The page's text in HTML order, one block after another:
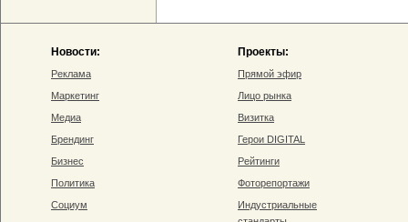
Новости:
Реклама
Маркетинг
Медиа
Брендинг
Бизнес
Политика
Социум
Проекты:
Прямой эфир
Лицо рынка
Визитка
Герои DIGITAL
Рейтинги
Фоторепортажи
Индустриальные